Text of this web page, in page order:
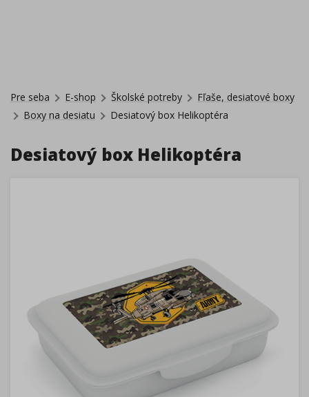
Pre seba E-shop Školské potreby
Fľaše, desiatové boxy
Boxy na desiatu
Desiatový box Helikoptéra
Desiatový box Helikoptéra